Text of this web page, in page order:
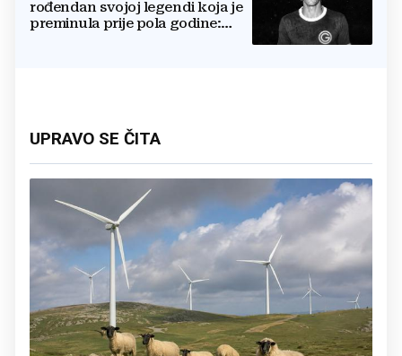
rođendan svojoj legendi koja je
preminula prije pola godine:
UPRAVO SE ČITA